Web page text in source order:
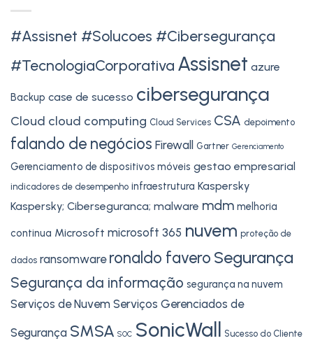
#Assisnet #Solucoes #Cibersegurança
#TecnologiaCorporativa Assisnet azure
Backup case de sucesso cibersegurança
Cloud cloud computing Cloud Services CSA depoimento
falando de negócios Firewall Gartner Gerenciamento
Gerenciamento de dispositivos móveis gestao empresarial
indicadores de desempenho infraestrutura Kaspersky
Kaspersky; Ciberseguranca; malware mdm melhoria
continua Microsoft microsoft 365 nuvem proteção de
dados ransomware ronaldo favero Segurança
Segurança da informação segurança na nuvem
Serviços de Nuvem Serviços Gerenciados de
Segurança SMSA SOC SonicWall Sucesso do Cliente